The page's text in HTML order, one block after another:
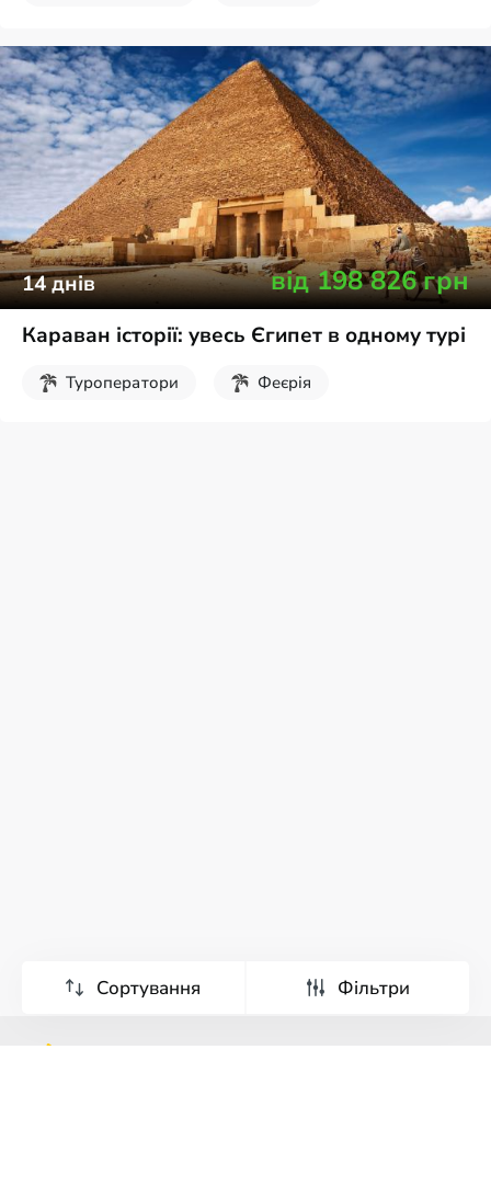
Сортування
14днів від198 826грн
Караван історії: увесь Єгипет в одному турі
Туроператори Феєрія
Фільтри